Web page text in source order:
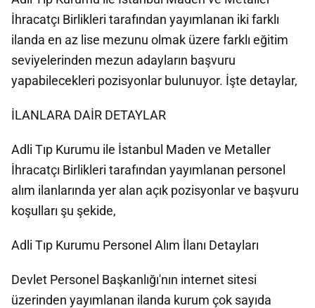
İhracatçı Birlikleri tarafından yayımlanan iki farklı
ilanda en az lise mezunu olmak üzere farklı eğitim
seviyelerinden mezun adayların başvuru
yapabilecekleri pozisyonlar bulunuyor. İşte detaylar,
İLANLARA DAİR DETAYLAR
Adli Tıp Kurumu ile İstanbul Maden ve Metaller
İhracatçı Birlikleri tarafından yayımlanan personel
alım ilanlarında yer alan açık pozisyonlar ve başvuru
koşulları şu şekide,
Adli Tıp Kurumu Personel Alım İlanı Detayları
Devlet Personel Başkanlığı'nın internet sitesi
üzerinden yayımlanan ilanda kurum çok sayıda